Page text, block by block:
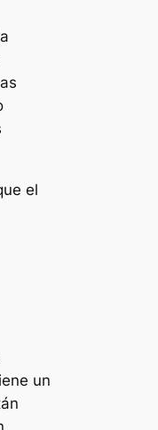
el
un